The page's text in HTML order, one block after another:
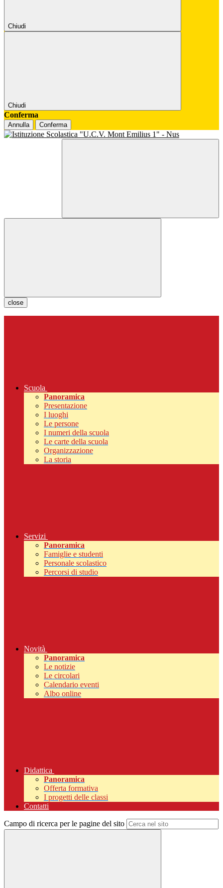
Chiudi
Chiudi
Conferma
Annulla Conferma
close
Scuola
Panoramica
Presentazione
I luoghi
Le persone
I numeri della scuola
Le carte della scuola
Organizzazione
La storia
Servizi
Panoramica
Famiglie e studenti
Personale scolastico
Percorsi di studio
Novità
Panoramica
Le notizie
Le circolari
Calendario eventi
Albo online
Didattica
Panoramica
Offerta formativa
I progetti delle classi
Contatti
Campo di ricerca per le pagine del sito